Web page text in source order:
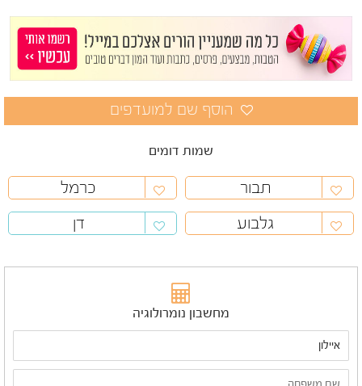
שמות דומים
תבור
כרמל
גלבוע
דן
מחשבון נומרולוגיה